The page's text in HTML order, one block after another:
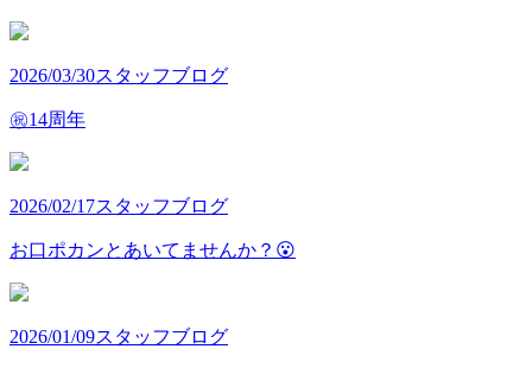
2026/03/30スタッフブログ
㊗️14周年
2026/02/17スタッフブログ
お口ポカンとあいてませんか？😮
2026/01/09スタッフブログ